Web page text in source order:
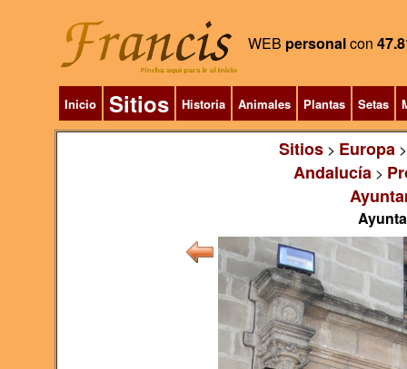
WEB personalcon
Inicio Sitios Historia Animales Plantas Setas
Sitios> Europa
Andalucía >